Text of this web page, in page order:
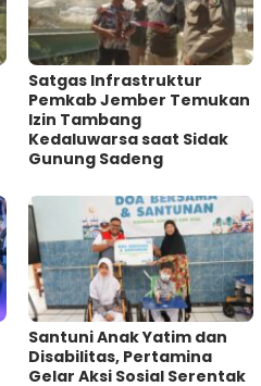
Satgas Infrastruktur
Pemkab Jember Temukan
Izin Tambang
Kedaluwarsa saat Sidak
Gunung Sadeng
Santuni Anak Yatim dan
Disabilitas, Pertamina
Gelar Aksi Sosial Serentak